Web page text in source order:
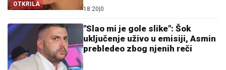
OTKRILA
18:20 0
"Slao mi je gole slike": Šok
uključenje uživo u emisiji, Asmin
prebledeo zbog njenih reči